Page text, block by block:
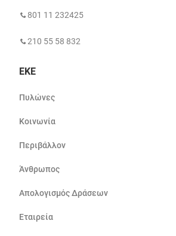
801 11 232425
210 55 58 832
ΕΚΕ
Πυλώνες
Κοινωνία
Περιβάλλον
Άνθρωπος
Απολογισμός Δράσεων
Εταιρεία